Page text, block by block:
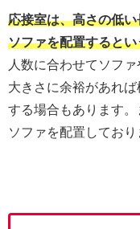
応接室は、高さの低
ソファを配置すると
人数に合わせてソフ
大きさに余裕があれ
する場合もあります
ソファを配置してお